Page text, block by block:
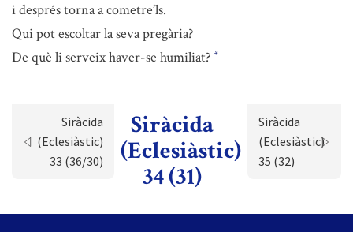
i després torna a cometre’ls.
Qui pot escoltar la seva pregària?
De què li serveix haver-se humiliat? *
Siràcida
(Eclesiàstic)
33 (36/30)
Siràcida
(Eclesiàstic)
34 (31)
Siràcida
(Eclesiàstic)
35 (32)